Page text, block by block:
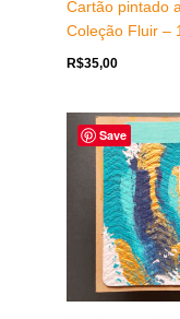
Cartão pintado
Coleção Fluir –
R$35,00
Save